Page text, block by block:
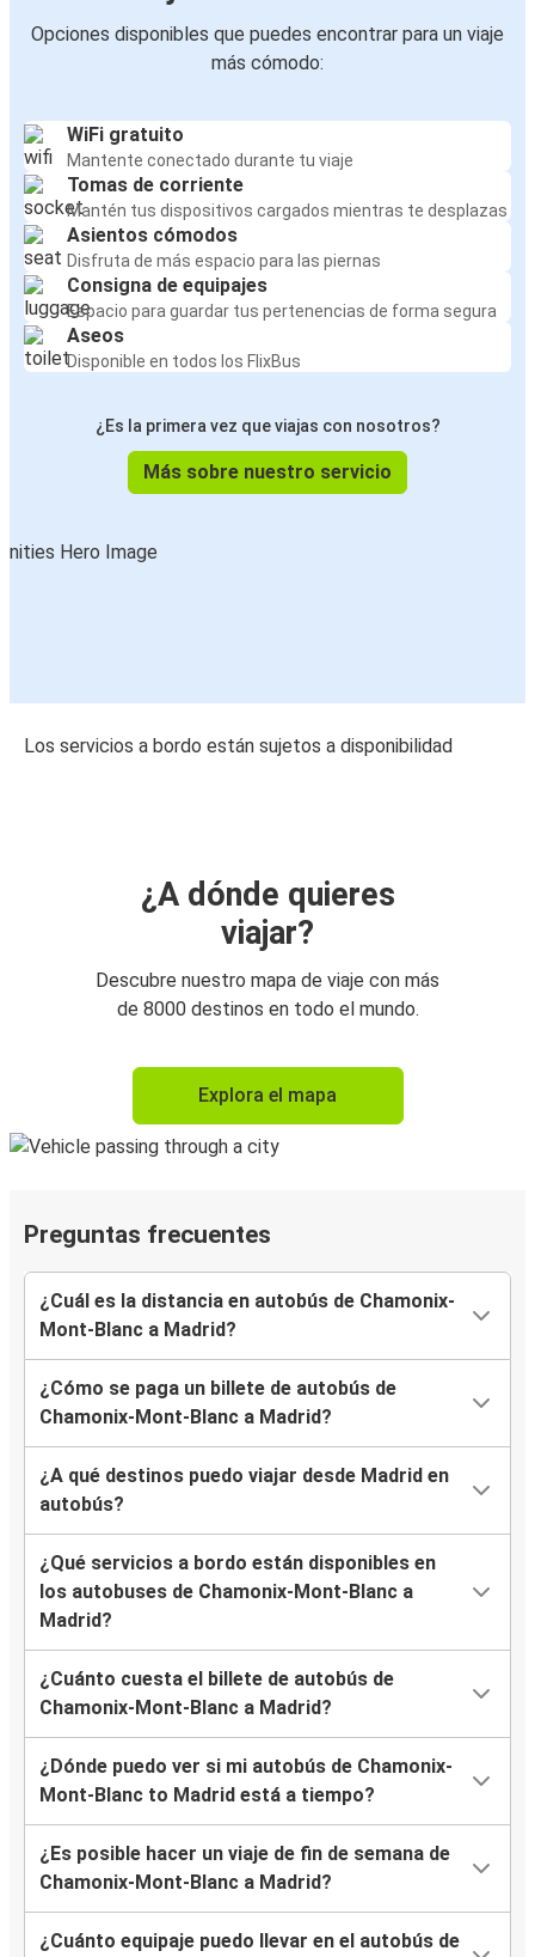
Opciones disponibles que puedes encontrar para un viaje
más cómodo:
WiFi gratuito
Mantente conectado durante tu viaje
Tomas de corriente
Mantén tus dispositivos cargados mientras te desplazas
Asientos cómodos
Disfruta de más espacio para las piernas
Consigna de equipajes
Espacio para guardar tus pertenencias de forma segura
Aseos
Disponible en todos los FlixBus
¿Es la primera vez que viajas con nosotros?
Más sobre nuestro servicio
Los servicios a bordo están sujetos a disponibilidad
¿A dónde quieres
viajar?
Descubre nuestro mapa de viaje con más
de 8000 destinos en todo el mundo.
Explora el mapa
Preguntas frecuentes
¿Cuál es la distancia en autobús de Chamonix-
Mont-Blanc a Madrid?
¿Cómo se paga un billete de autobús de
Chamonix-Mont-Blanc a Madrid?
¿A qué destinos puedo viajar desde Madrid en
autobús?
¿Qué servicios a bordo están disponibles en
los autobuses de Chamonix-Mont-Blanc a
Madrid?
¿Cuánto cuesta el billete de autobús de
Chamonix-Mont-Blanc a Madrid?
¿Dónde puedo ver si mi autobús de Chamonix-
Mont-Blanc to Madrid está a tiempo?
¿Es posible hacer un viaje de fin de semana de
Chamonix-Mont-Blanc a Madrid?
¿Cuánto equipaje puedo llevar en el autobús de